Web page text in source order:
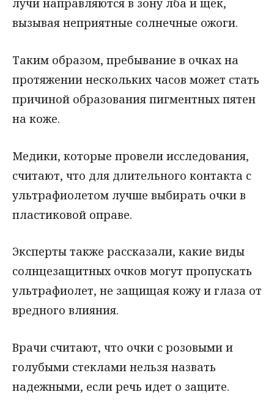
лучи направляются в зону лба и щек,
вызывая неприятные солнечные ожоги.
Таким образом, пребывание в очках на
протяжении нескольких часов может стать
причиной образования пигментных пятен
на коже.
Медики, которые провели исследования,
считают, что для длительного контакта с
ультрафиолетом лучше выбирать очки в
пластиковой оправе.
Эксперты также рассказали, какие виды
солнцезащитных очков могут пропускать
ультрафиолет, не защищая кожу и глаза от
вредного влияния.
Врачи считают, что очки с розовыми и
голубыми стеклами нельзя назвать
надежными, если речь идет о защите.